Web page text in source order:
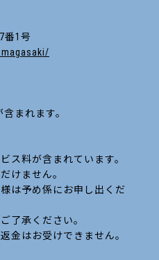
番1号
まれます。
ス料が含まれています。
けません。
は予め係にお申し出くだ
了承ください。
金はお受けできません。